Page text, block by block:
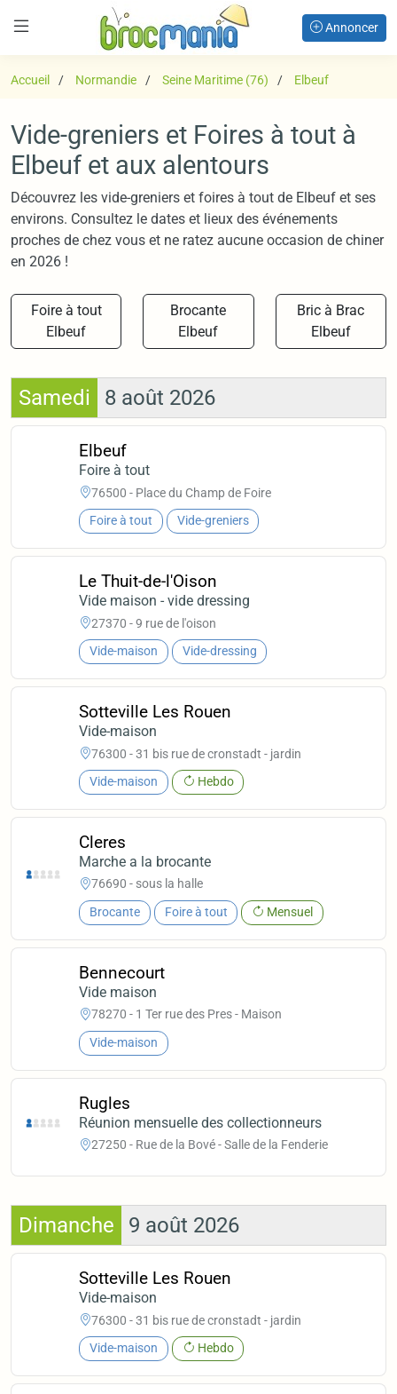
Annoncer
Accueil Normandie Seine Maritime (76) Elbeuf
Vide-greniers et Foires à tout à
Elbeuf et aux alentours
Découvrez les vide-greniers et foires à tout de Elbeuf et ses
environs. Consultez le dates et lieux des événements
proches de chez vous et ne ratez aucune occasion de chiner
en 2026 !
Foire à tout
Elbeuf
Brocante
Elbeuf
Bric à Brac
Elbeuf
Samedi 8 août 2026
Elbeuf
Foire à tout
76500 - Place du Champ de Foire
Foire à tout Vide-greniers
Le Thuit-de-l'Oison
Vide maison - vide dressing
27370 - 9 rue de l'oison
Vide-maison Vide-dressing
Sotteville Les Rouen
Vide-maison
76300 - 31 bis rue de cronstadt - jardin
Vide-maison Hebdo
Cleres
Marche a la brocante
76690 - sous la halle
Brocante Foire à tout Mensuel
Bennecourt
Vide maison
78270 - 1 Ter rue des Pres - Maison
Vide-maison
Rugles
Réunion mensuelle des collectionneurs
27250 - Rue de la Bové - Salle de la Fenderie
Dimanche 9 août 2026
Sotteville Les Rouen
Vide-maison
76300 - 31 bis rue de cronstadt - jardin
Vide-maison Hebdo